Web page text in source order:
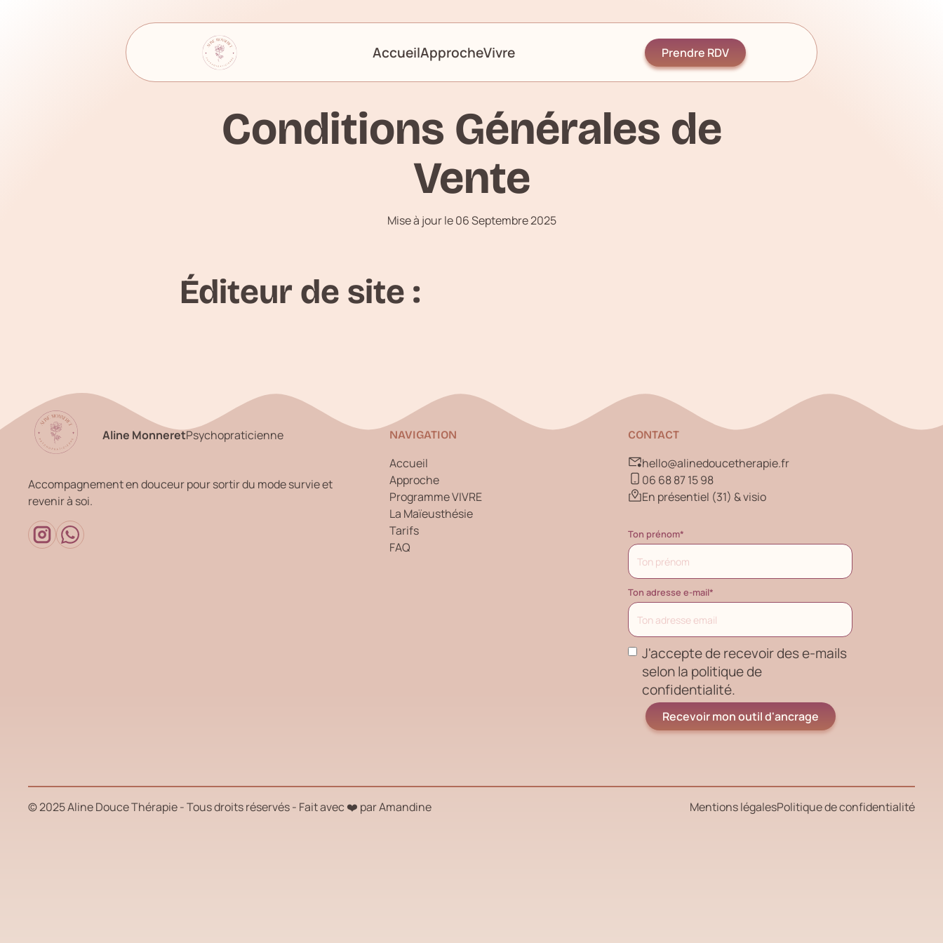
AccueilApprocheVivre Prendre RDV
Conditions Générales de
Vente
Mise à jour le 06 Septembre 2025
Éditeur de site :
Aline MonneretPsychopraticienne
Accompagnement en douceur pour sortir du mode survie et
revenir à soi.
NAVIGATION
Accueil
Approche
Programme VIVRE
La Maïeusthésie
Tarifs
FAQ
CONTACT
hello@alinedoucetherapie.fr
06 68 87 15 98
En présentiel (31) & visio
Ton prénom*
Ton adresse e-mail*
J'accepte de recevoir des e-mails
selon la politique de
confidentialité.
© 2025 Aline Douce Thérapie - Tous droits réservés - Fait avec ❤️ parAmandine Mentions légalesPolitique de confidentialité